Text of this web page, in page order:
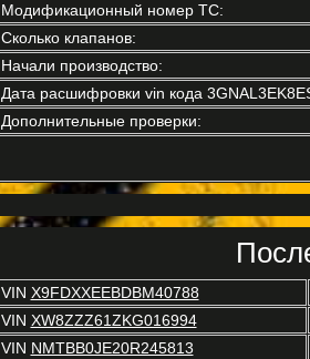
Модификационный номер ТС:
Сколько клапанов:
Начали производство:
Дата расшифровки vin кода
Дополнительные проверки:
VIN X9FDXXEEBDBM40788
VIN XW8ZZZ61ZKG016994
VIN NMTBB0JE20R245813